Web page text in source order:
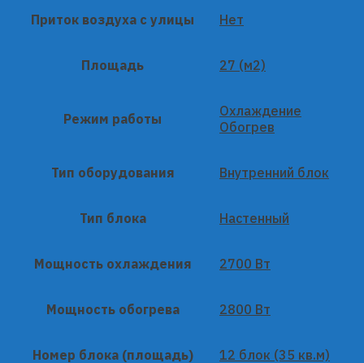
Приток воздуха с улицы Нет
Площадь 27 (м2)
Режим работы
Охлаждение
Обогрев
Тип оборудования Внутренний блок
Тип блока Настенный
Мощность охлаждения 2700 Вт
Мощность обогрева 2800 Вт
Номер блока (площадь) 12 блок (35 кв.м)